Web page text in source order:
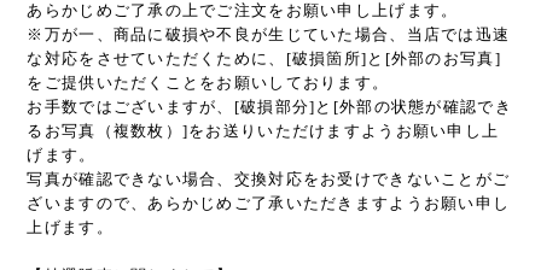
あらかじめご了承の上でご注文をお願い申し上げます。
※万が一、商品に破損や不良が生じていた場合、当店では迅速
な対応をさせていただくために、[破損箇所]と[外部のお写真]
をご提供いただくことをお願いしております。
お手数ではございますが、[破損部分]と[外部の状態が確認でき
るお写真（複数枚）]をお送りいただけますようお願い申し上
げます。
写真が確認できない場合、交換対応をお受けできないことがご
ざいますので、あらかじめご了承いただきますようお願い申し
上げます。